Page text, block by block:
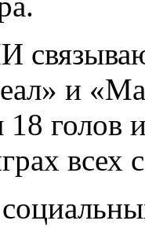
и
18 голов
всех